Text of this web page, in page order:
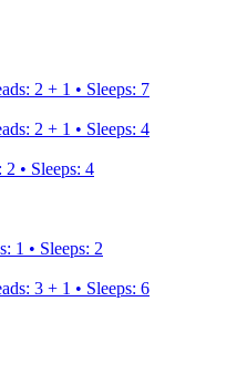
: 2 + 1 • Sleeps: 7
: 2 + 1 • Sleeps: 4
: 2 • Sleeps: 4
: 1 • Sleeps: 2
: 3 + 1 • Sleeps: 6